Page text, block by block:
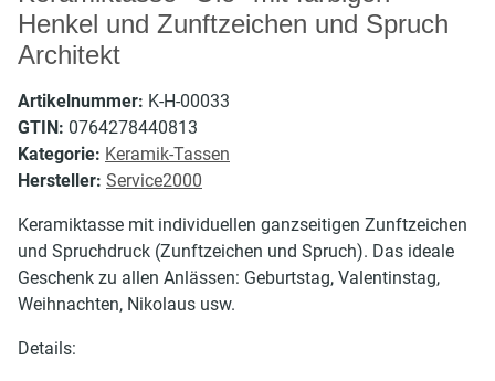
Henkel und Zunftzeichen und Spruch
Architekt
Artikelnummer: K-H-00033
GTIN: 0764278440813
Kategorie: Keramik-Tassen
Hersteller: Service2000
Keramiktasse mit individuellen ganzseitigen Zunftzeichen
und Spruchdruck (Zunftzeichen und Spruch). Das ideale
Geschenk zu allen Anlässen: Geburtstag, Valentinstag,
Weihnachten, Nikolaus usw.
Details: